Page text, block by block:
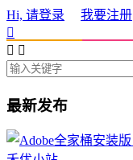
Hi, 请登录 我要注册

 
最新发布